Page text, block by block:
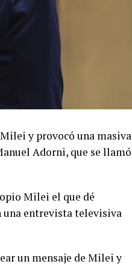
y provocó una masiva
Adorni, que se llamó
Milei el que dé
una entrevista televisiva
un mensaje de Milei y